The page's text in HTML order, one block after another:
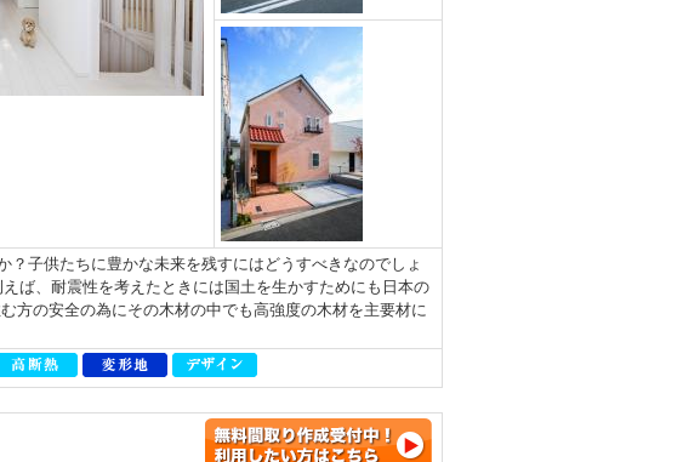
子供たちに豊かな未来を残すにはどうすべきなのでしょ
ば、耐震性を考えたときには国土を生かすためにも日本の
方の安全の為にその木材の中でも高強度の木材を主要材に